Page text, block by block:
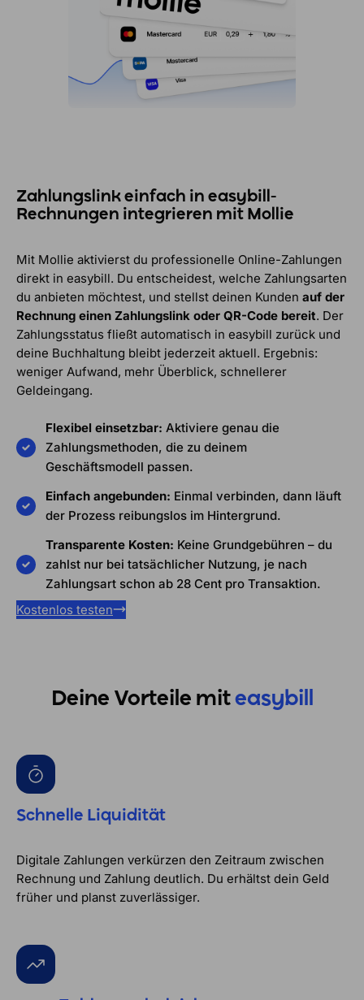
Zahlungslink einfach in easybill-
Rechnungen integrieren mit Mollie
Mit Mollie aktivierst du professionelle Online-Zahlungen
direkt in easybill. Du entscheidest, welche Zahlungsarten
du anbieten möchtest, und stellst deinen Kunden auf der
Rechnung einen Zahlungslink oder QR-Code bereit. Der
Zahlungsstatus fließt automatisch in easybill zurück und
deine Buchhaltung bleibt jederzeit aktuell. Ergebnis:
weniger Aufwand, mehr Überblick, schnellerer
Geldeingang.
Flexibel einsetzbar: Aktiviere genau die
Zahlungsmethoden, die zu deinem
Geschäftsmodell passen.
Einfach angebunden: Einmal verbinden, dann läuft
der Prozess reibungslos im Hintergrund.
Transparente Kosten: Keine Grundgebühren – du
zahlst nur bei tatsächlicher Nutzung, je nach
Zahlungsart schon ab 28 Cent pro Transaktion.
Kostenlos testen
Deine Vorteile miteasybill
Schnelle Liquidität
Digitale Zahlungen verkürzen den Zeitraum zwischen
Rechnung und Zahlung deutlich. Du erhältst dein Geld
früher und planst zuverlässiger.